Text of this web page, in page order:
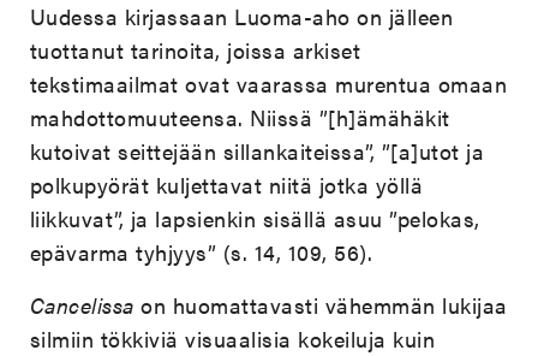
Uudessa kirjassaan Luoma-aho on jälleen
tuottanut tarinoita, joissa arkiset
tekstimaailmat ovat vaarassa murentua omaan
mahdottomuuteensa. Niissä ”[h]ämähäkit
kutoivat seittejään sillankaiteissa”, ”[a]utot ja
polkupyörät kuljettavat niitä jotka yöllä
liikkuvat”, ja lapsienkin sisällä asuu ”pelokas,
epävarma tyhjyys” (s. 14, 109, 56).
Cancelissa on huomattavasti vähemmän lukijaa
silmiin tökkiviä visuaalisia kokeiluja kuin